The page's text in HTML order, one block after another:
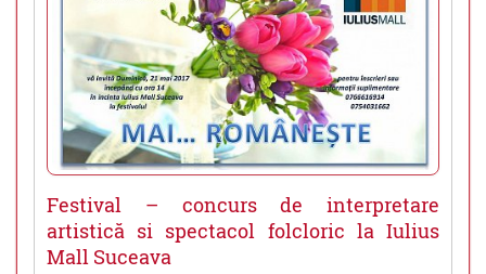
Festival – concurs de interpretare
artistică si spectacol folcloric la Iulius
Mall Suceava